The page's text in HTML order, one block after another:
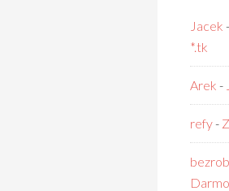
Jacek -
*.tk
Arek -
refy-